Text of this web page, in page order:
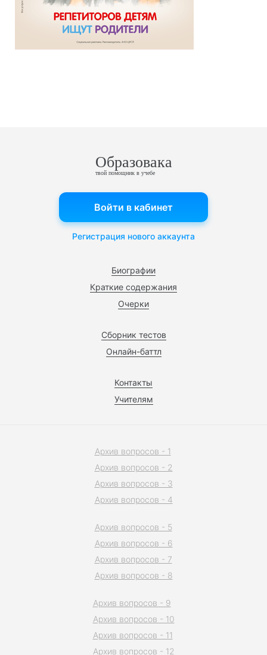
Образовака
твой помощник в учебе
Биографии
Краткие содержания
Очерки
Сборник тестов
Онлайн-баттл
Контакты
Учителям
Войти в кабинет
Регистрация нового аккаунта
Архив вопросов - 1
Архив вопросов - 2
Архив вопросов - 3
Архив вопросов - 4
Архив вопросов - 5
Архив вопросов - 6
Архив вопросов - 7
Архив вопросов - 8
Архив вопросов - 9
Архив вопросов - 10
Архив вопросов - 11
Архив вопросов - 12